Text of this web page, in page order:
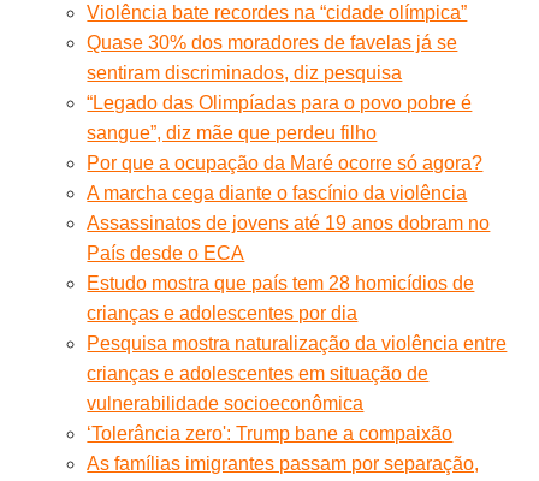
Violência bate recordes na “cidade olímpica”
Quase 30% dos moradores de favelas já se
sentiram discriminados, diz pesquisa
“Legado das Olimpíadas para o povo pobre é
sangue”, diz mãe que perdeu filho
Por que a ocupação da Maré ocorre só agora?
A marcha cega diante o fascínio da violência
Assassinatos de jovens até 19 anos dobram no
País desde o ECA
Estudo mostra que país tem 28 homicídios de
crianças e adolescentes por dia
Pesquisa mostra naturalização da violência entre
crianças e adolescentes em situação de
vulnerabilidade socioeconômica
‘Tolerância zero': Trump bane a compaixão
As famílias imigrantes passam por separação,